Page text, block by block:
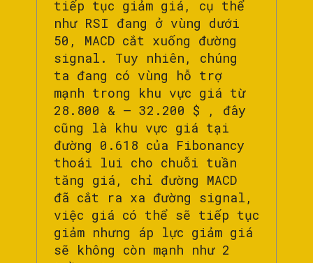
tiếp tục giảm giá, cụ thể
như RSI đang ở vùng dưới
50, MACD cắt xuống đường
signal. Tuy nhiên, chúng
ta đang có vùng hỗ trợ
mạnh trong khu vực giá từ
28.800 & – 32.200 $ , đây
cũng là khu vực giá tại
đường 0.618 của Fibonancy
thoái lui cho chuỗi tuần
tăng giá, chỉ đường MACD
đã cắt ra xa đường signal,
việc giá có thể sẽ tiếp tục
giảm nhưng áp lực giảm giá
sẽ không còn mạnh như 2